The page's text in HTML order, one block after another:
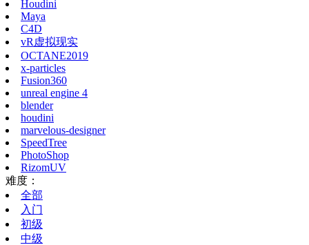
Houdini
Maya
C4D
vR虚拟现实
OCTANE2019
x-particles
Fusion360
unreal engine 4
blender
houdini
marvelous-designer
SpeedTree
PhotoShop
RizomUV
难度：
全部
入门
初级
中级